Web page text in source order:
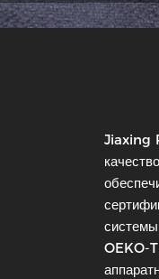
Jiaxing
OEKO-